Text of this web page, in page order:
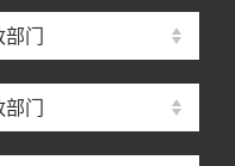
门
门